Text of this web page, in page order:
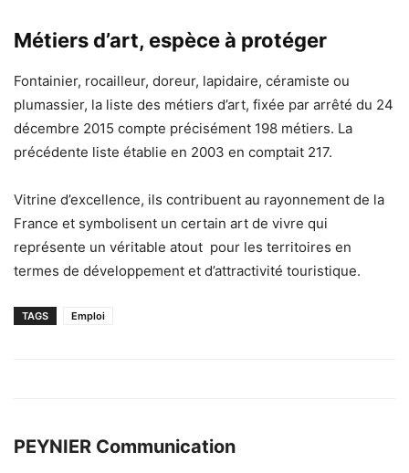
Métiers d’art, espèce à protéger
Fontainier, rocailleur, doreur, lapidaire, céramiste ou
plumassier, la liste des métiers d’art, fixée par arrêté du 24
décembre 2015 compte précisément 198 métiers. La
précédente liste établie en 2003 en comptait 217.
Vitrine d’excellence, ils contribuent au rayonnement de la
France et symbolisent un certain art de vivre qui
représente un véritable atout pour les territoires en
termes de développement et d’attractivité touristique.
TAGS Emploi
PEYNIER Communication